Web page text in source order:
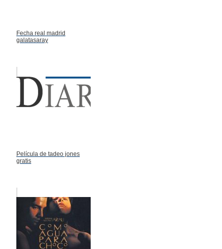
Fecha real madrid
galatasaray
Película de tadeo jones
gratis